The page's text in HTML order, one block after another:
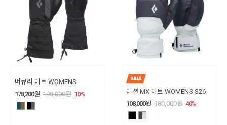
머큐리 미트 WOMENS
178,200원 198,000원 10%
미션 MX 미트 WOMENS S26
108,000원 180,000원 40%